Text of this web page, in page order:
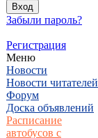
Забыли пароль?
Регистрация
Меню
Новости
Новости читателей
Форум
Доска объявлений
Расписание
автобусов с